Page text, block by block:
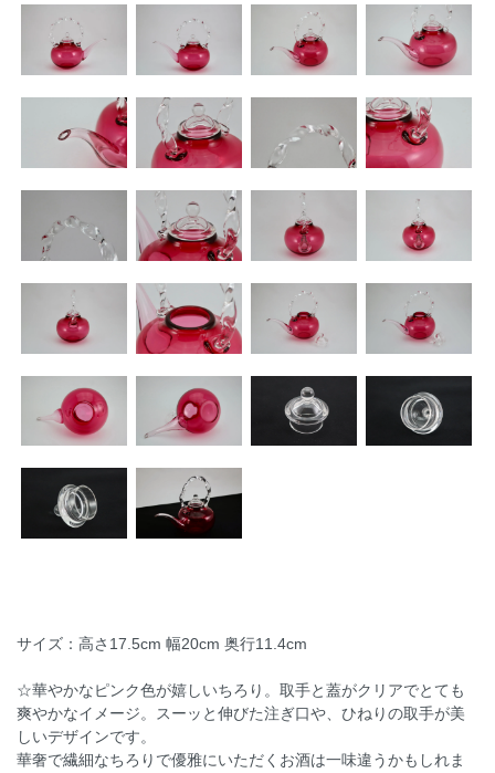
サイズ：高さ17.5cm 幅20cm 奥行11.4cm
☆華やかなピンク色が嬉しいちろり。取手と蓋がクリアでとても
爽やかなイメージ。スーッと伸びた注ぎ口や、ひねりの取手が美
しいデザインです。
華奢で繊細なちろりで優雅にいただくお酒は一味違うかもしれま